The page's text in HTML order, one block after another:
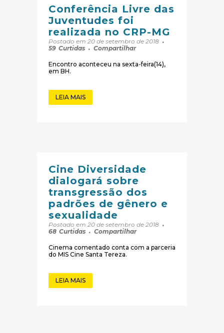
Conferência Livre das
Juventudes foi
realizada no CRP-MG
Postado em 20 de setembro de 2018
59 Curtidas Compartilhar
Encontro aconteceu na sexta-feira(14),
em BH.
LEIA MAIS
Cine Diversidade
dialogará sobre
transgressão dos
padrões de gênero e
sexualidade
Postado em 20 de setembro de 2018
68 Curtidas Compartilhar
Cinema comentado conta com a parceria
do MIS Cine Santa Tereza.
LEIA MAIS